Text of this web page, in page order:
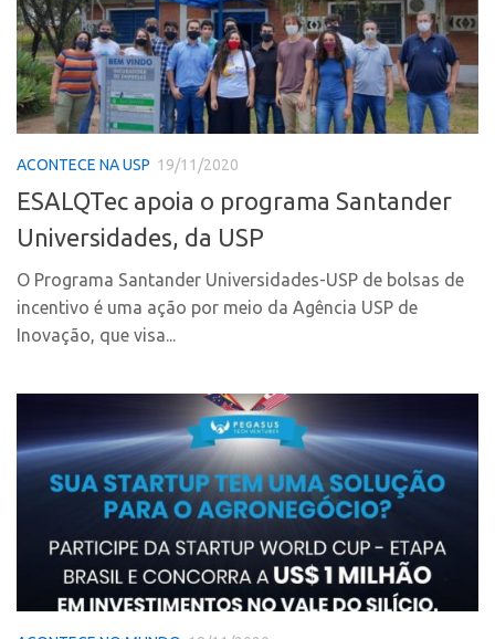
Destaques do Mês
Agência
Institucional
Polo São Carlos
Bolsa Empreendedorismo
Bolsa Startup USP
PGI-USP
Conexão USP
Conexão Inter-USP
Leis e Normas
Edição 2017
Edição 2019
Edição 2021
Inovação em Números
AUSPIN
Destaques do Mês
Agência
Institucional
Coordenação
Polo Capital
Polo Lorena
Polo Ribeirão Preto
Polo São Carlos
Programas
Bolsa Empreendedorismo
ACONTECE NA USP 19/11/2020
ESALQTec apoia o programa Santander
Universidades, da USP
O Programa Santander Universidades-USP de bolsas de
incentivo é uma ação por meio da Agência USP de
Inovação, que visa...